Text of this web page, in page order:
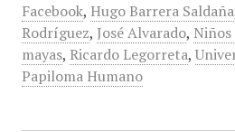
Facebook, Hugo Barrera Saldaña
Rodríguez, José Alvarado,
mayas, Ricardo Legorreta,
Papiloma Humano